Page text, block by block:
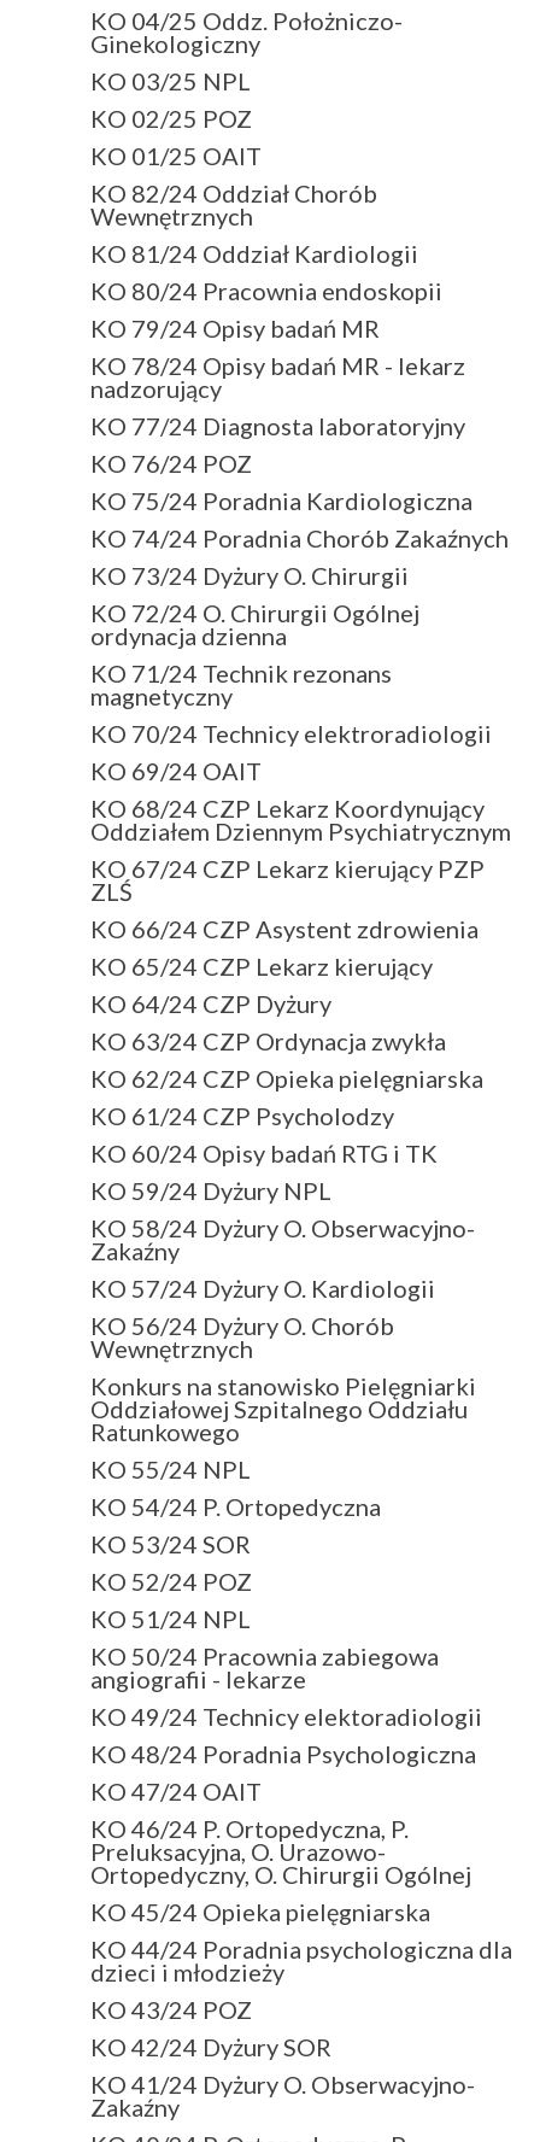
KO 04/25 Oddz. Położniczo-
Ginekologiczny
KO 03/25 NPL
KO 02/25 POZ
KO 01/25 OAIT
KO 82/24 Oddział Chorób
Wewnętrznych
KO 81/24 Oddział Kardiologii
KO 80/24 Pracownia endoskopii
KO 79/24 Opisy badań MR
KO 78/24 Opisy badań MR - lekarz
nadzorujący
KO 77/24 Diagnosta laboratoryjny
KO 76/24 POZ
KO 75/24 Poradnia Kardiologiczna
KO 74/24 Poradnia Chorób Zakaźnych
KO 73/24 Dyżury O. Chirurgii
KO 72/24 O. Chirurgii Ogólnej
ordynacja dzienna
KO 71/24 Technik rezonans
magnetyczny
KO 70/24 Technicy elektroradiologii
KO 69/24 OAIT
KO 68/24 CZP Lekarz Koordynujący
Oddziałem Dziennym Psychiatrycznym
KO 67/24 CZP Lekarz kierujący PZP
ZLŚ
KO 66/24 CZP Asystent zdrowienia
KO 65/24 CZP Lekarz kierujący
KO 64/24 CZP Dyżury
KO 63/24 CZP Ordynacja zwykła
KO 62/24 CZP Opieka pielęgniarska
KO 61/24 CZP Psycholodzy
KO 60/24 Opisy badań RTG i TK
KO 59/24 Dyżury NPL
KO 58/24 Dyżury O. Obserwacyjno-
Zakaźny
KO 57/24 Dyżury O. Kardiologii
KO 56/24 Dyżury O. Chorób
Wewnętrznych
Konkurs na stanowisko Pielęgniarki
Oddziałowej Szpitalnego Oddziału
Ratunkowego
KO 55/24 NPL
KO 54/24 P. Ortopedyczna
KO 53/24 SOR
KO 52/24 POZ
KO 51/24 NPL
KO 50/24 Pracownia zabiegowa
angiografii - lekarze
KO 49/24 Technicy elektoradiologii
KO 48/24 Poradnia Psychologiczna
KO 47/24 OAIT
KO 46/24 P. Ortopedyczna, P.
Preluksacyjna, O. Urazowo-
Ortopedyczny, O. Chirurgii Ogólnej
KO 45/24 Opieka pielęgniarska
KO 44/24 Poradnia psychologiczna dla
dzieci i młodzieży
KO 43/24 POZ
KO 42/24 Dyżury SOR
KO 41/24 Dyżury O. Obserwacyjno-
Zakaźny